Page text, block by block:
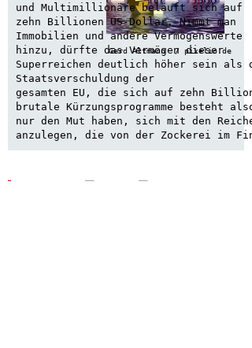
Gerd Altmann  / pixelio.de
und Multimillionäre beläuft sich auf
zehn Billionen US-Dollar. Nimmt man
Immobilien und andere Vermögenswerte
hinzu, dürfte das Vermögen dieser
Superreichen deutlich höher sein als
Staatsverschuldung der
gesamten EU, die sich auf zehn
brutale Kürzungsprogramme besteht
nur den Mut haben, sich mit den
anzulegen, die von der Zockerei im